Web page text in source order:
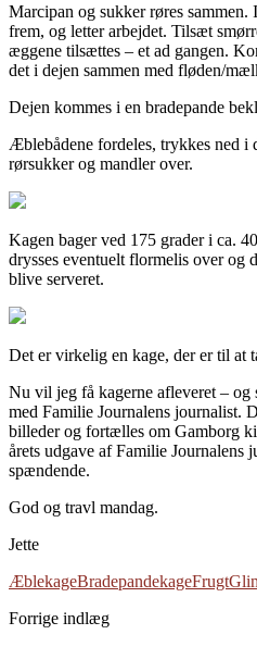
Marcipan og sukker røres sammen.
frem, og letter arbejdet. Tilsæt
æggene tilsættes – et ad gangen.
det i dejen sammen med fløden/
Dejen kommes i en bradepande
Æblebådene fordeles, trykkes ned i
rørsukker og mandler over.
Kagen bager ved 175 grader i ca.
drysses eventuelt flormelis over og
blive serveret.
Det er virkelig en kage, der er til at
Nu vil jeg få kagerne afleveret – og
med Familie Journalens journalist.
billeder og fortælles om Gamborg
årets udgave af Familie Journalens
spændende.
God og travl mandag.
Jette
ÆblekageBradepandekageFrugt
Forrige indlæg